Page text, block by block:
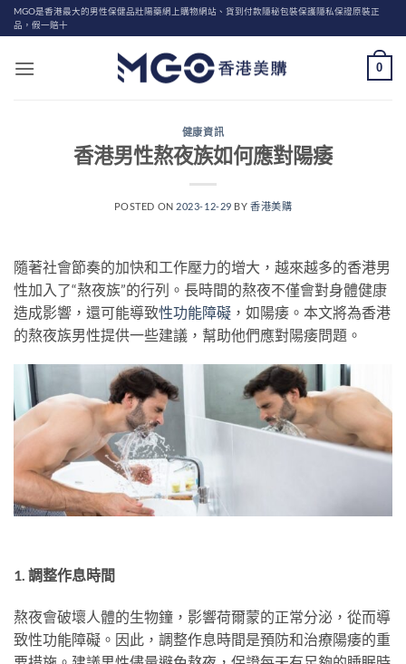
Skip
to
MGO是香港最大的男性保健品壯陽藥網上購物網站、貨到付款隱秘包裝保護隱私保證原裝正
品，假一賠十
0
健康資訊
香港男性熬夜族如何應對陽痿
POSTED ON 2023-12-29 BY香港美購
隨著社會節奏的加快和工作壓力的增大，越來越多的香港男
性加入了“熬夜族”的行列。長時間的熬夜不僅會對身體健康
造成影響，還可能導致性功能障礙 ，如陽痿。本文將為香港
的熬夜族男性提供一些建議，幫助他們應對陽痿問題。
1. 調整作息時間
熬夜會破壞人體的生物鐘，影響荷爾蒙的正常分泌，從而導
致性功能障礙。因此，調整作息時間是預防和治療陽痿的重